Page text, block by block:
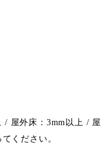
/ 屋外床：3mm以上 / 屋
ください。